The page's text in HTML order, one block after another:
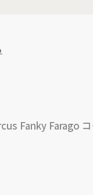
Fanky Farago